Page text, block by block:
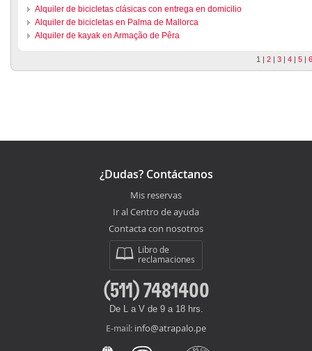
Alquiler de bicicletas clásicas con entrega en domicilio
Alquiler de bicicletas en Palma de Mallorca
Alquiler de kayak en Armação de Pêra
1 | 2 | 3 | 4 | 5 |
¿Dudas? Contáctanos
Mis reservas
Ir al Centro de ayuda
Contacta con nosotros
Libro de
reclamaciones
(511) 7481400
De L a V de 9 a 18 hrs.
E-mail: info@atrapalo.pe